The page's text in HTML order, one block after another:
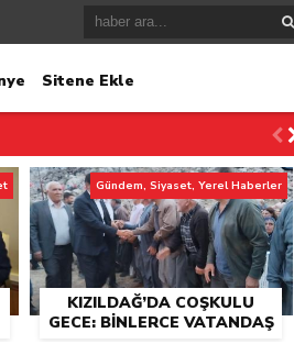
Sitene Ekle
KIZILDAĞ’DA COŞKULU
GECE: BINLERCE VATANDAŞ
Gündem, Siyaset, Yerel Haberler